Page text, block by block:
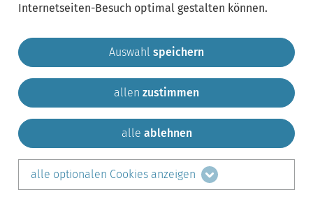
Gemeinde Krailling Impressum
Sitemap
Kontakt
teilen auf:
LinkedIn
Internetseiten-Besuch optimal gestalten können.
Auswahl speichern
allen zustimmen
alle ablehnen
alle optionalen Cookies anzeigen